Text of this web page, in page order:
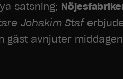
satsning;
Johakim Staf
gäst avnjuter